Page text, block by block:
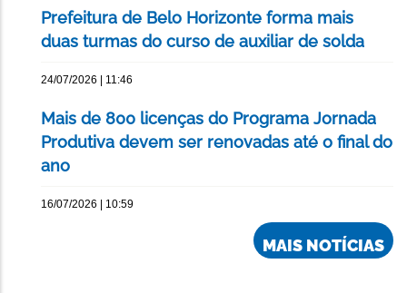
Prefeitura de Belo Horizonte forma mais
duas turmas do curso de auxiliar de solda
24/07/2026 | 11:46
Mais de 800 licenças do Programa Jornada
Produtiva devem ser renovadas até o final do
ano
16/07/2026 | 10:59
MAIS NOTÍCIAS